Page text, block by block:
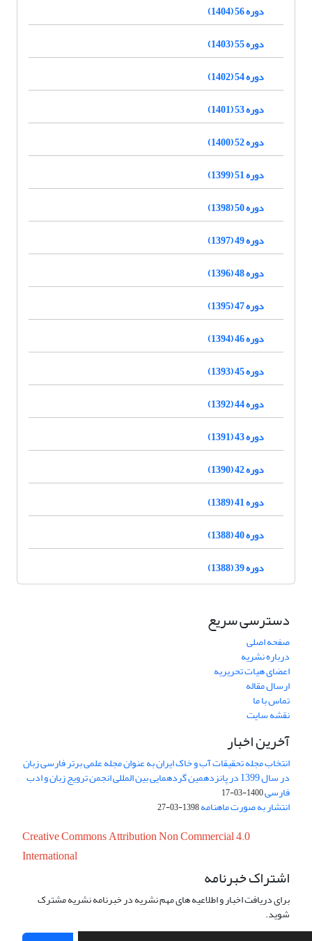
دوره 56 (1404)
دوره 55 (1403)
دوره 54 (1402)
دوره 53 (1401)
دوره 52 (1400)
دوره 51 (1399)
دوره 50 (1398)
دوره 49 (1397)
دوره 48 (1396)
دوره 47 (1395)
دوره 46 (1394)
دوره 45 (1393)
دوره 44 (1392)
دوره 43 (1391)
دوره 42 (1390)
دوره 41 (1389)
دوره 40 (1388)
دوره 39 (1388)
دسترسی سریع
صفحه اصلی
درباره نشریه
اعضای هیات تحریریه
ارسال مقاله
تماس با ما
نقشه سایت
آخرین اخبار
انتخاب مجله تحقیقات آب و خاک ایران به عنوان مجله علمی برتر فارسی زبان
در سال 1399 در پانزدهمین گردهمایی بین المللی انجمن ترویج زبان و ادب
فارسی1400-03-17
انتشار به صورت ماهنامه1398-03-27
Creative Commons Attribution Non Commercial 4.0
International
اشتراک خبرنامه
برای دریافت اخبار و اطلاعیه های مهم نشریه در خبرنامه نشریه مشترک
شوید.